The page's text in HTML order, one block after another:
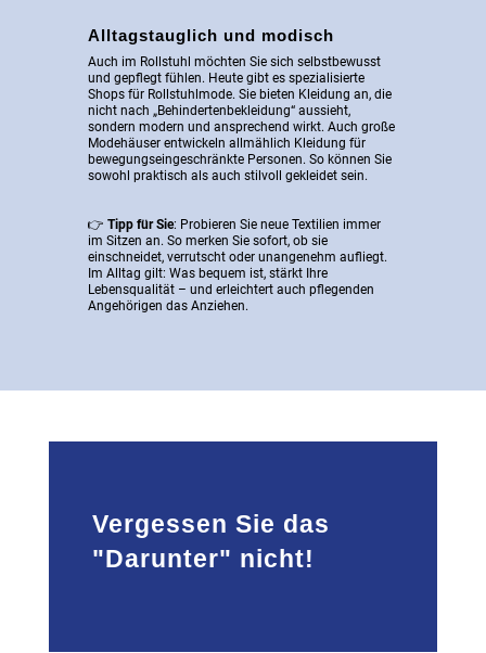
Alltagstauglich und modisch
Auch im Rollstuhl möchten Sie sich selbstbewusst
und gepflegt fühlen. Heute gibt es spezialisierte
Shops für Rollstuhlmode. Sie bieten Kleidung an, die
nicht nach „Behindertenbekleidung“ aussieht,
sondern modern und ansprechend wirkt. Auch große
Modehäuser entwickeln allmählich Kleidung für
bewegungseingeschränkte Personen. So können Sie
sowohl praktisch als auch stilvoll gekleidet sein.
👉 Tipp für Sie: Probieren Sie neue Textilien immer
im Sitzen an. So merken Sie sofort, ob sie
einschneidet, verrutscht oder unangenehm aufliegt.
Im Alltag gilt: Was bequem ist, stärkt Ihre
Lebensqualität – und erleichtert auch pflegenden
Angehörigen das Anziehen.
Vergessen Sie das
"Darunter" nicht!